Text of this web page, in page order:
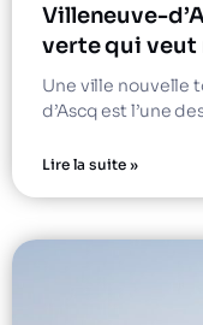
Villeneuve-
verte qui veut
Une ville nouvelle
d’Ascq est l’une
Lire la suite »